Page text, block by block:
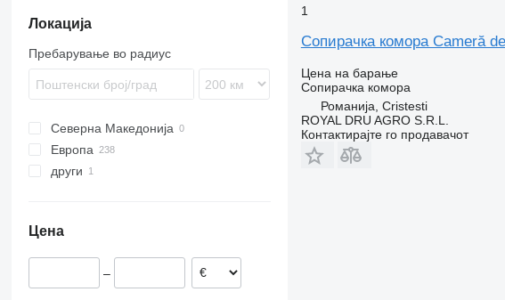
Vito
Локација
Пребарување во радиус
Северна Македонија
Европа
Данска
Холандија
други
Цена
–
1
Сопирачка комора Cameră
Цена на барање
Сопирачка комора
Романија, Cristesti
ROYAL DRU AGRO S.R.L.
Контактирајте го продавачот